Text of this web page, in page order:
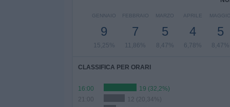
GENNAIO
9
15,25%
FEBBRAIO
7
11,86%
MARZO
5
8,47%
APRILE
4
6,78%
MAGGIO
5
8,47%
CLASSIFICA PER ORARI
16:00
19 (32,2%)
21:00
12 (20,34%)